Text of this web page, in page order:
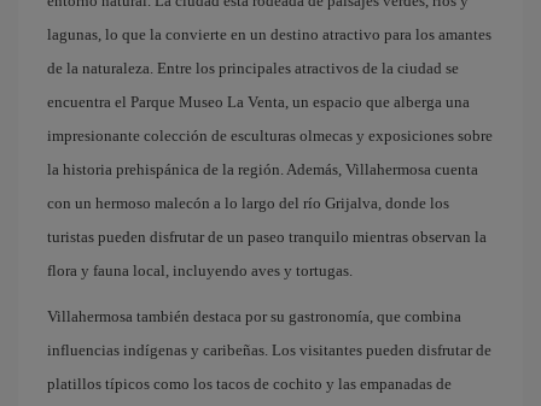
lagunas, lo que la convierte en un destino atractivo para los amantes
de la naturaleza. Entre los principales atractivos de la ciudad se
encuentra el Parque Museo La Venta, un espacio que alberga una
impresionante colección de esculturas olmecas y exposiciones sobre
la historia prehispánica de la región. Además, Villahermosa cuenta
con un hermoso malecón a lo largo del río Grijalva, donde los
turistas pueden disfrutar de un paseo tranquilo mientras observan la
flora y fauna local, incluyendo aves y tortugas.
Villahermosa también destaca por su gastronomía, que combina
influencias indígenas y caribeñas. Los visitantes pueden disfrutar de
platillos típicos como los tacos de cochito y las empanadas de